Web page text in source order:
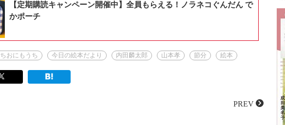
【定期購読キャンペーン開催中】全員もらえる！ノラネコぐんだん で
かポーチ
おにもうち 今日の絵本だより 内田麟太郎 山本孝 節分 絵本
PREV